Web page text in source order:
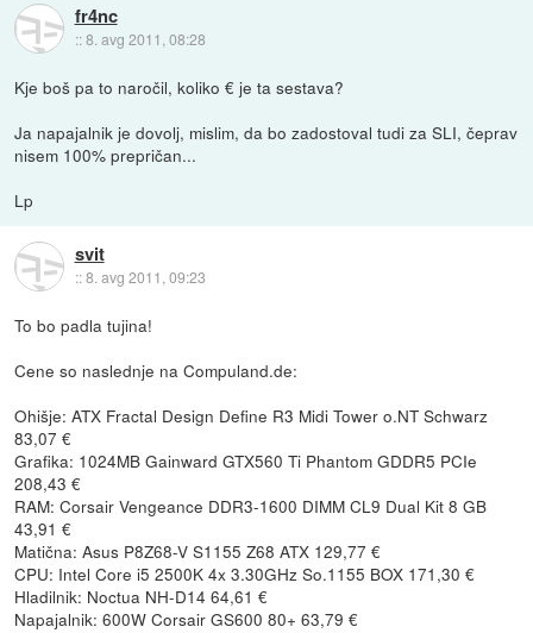
fr4nc
::8. avg 2011, 08:28
Kje boš pa to naročil, koliko € je ta sestava?
Ja napajalnik je dovolj, mislim, da bo zadostoval tudi za SLI, čeprav
nisem 100% prepričan...
Lp
svit
::8. avg 2011, 09:23
To bo padla tujina!
Cene so naslednje na Compuland.de:
Ohišje: ATX Fractal Design Define R3 Midi Tower o.NT Schwarz
83,07 €
Grafika: 1024MB Gainward GTX560 Ti Phantom GDDR5 PCIe
208,43 €
RAM: Corsair Vengeance DDR3-1600 DIMM CL9 Dual Kit 8 GB
43,91 €
Matična: Asus P8Z68-V S1155 Z68 ATX 129,77 €
CPU: Intel Core i5 2500K 4x 3.30GHz So.1155 BOX 171,30 €
Hladilnik: Noctua NH-D14 64,61 €
Napajalnik: 600W Corsair GS600 80+ 63,79 €